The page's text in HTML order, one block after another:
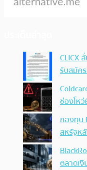
CLICX
รับสมัค
ช่องโหว่
กองทุน
สหรัฐห
ตลาดเ